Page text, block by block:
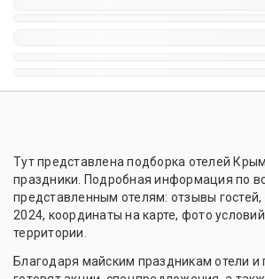
Тут представлена подборка отелей
праздники. Подробная информация по
представленным отелям: отзывы
2024, координаты на карте, фото
территории.
Благодаря майским праздникам отели и